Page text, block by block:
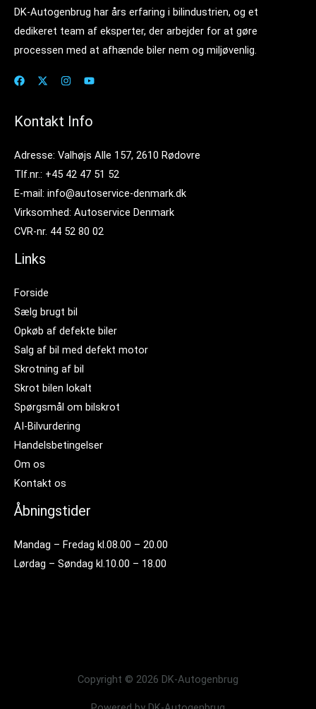
DK-Autogenbrug har års erfaring i bilindustrien, og et
dedikeret team af eksperter, der arbejder for at gøre
processen med at afhænde biler nem og miljøvenlig.
Kontakt Info
Adresse: Valhøjs Alle 157, 2610 Rødovre
Tlf.nr.: +45 42 47 51 52
E-mail: info@autoservice-denmark.dk
Virksomhed: Autoservice Denmark
CVR-nr. 44 52 80 02
Links
Forside
Sælg brugt bil
Opkøb af defekte biler
Salg af bil med defekt motor
Skrotning af bil
Skrot bilen lokalt
Spørgsmål om bilskrot
AI-Bilvurdering
Handelsbetingelser
Om os
Kontakt os
Åbningstider
Mandag – Fredag kl.08.00 – 20.00
Lørdag – Søndag kl.10.00 – 18.00
Copyright © 2026 DK-Autogenbrug